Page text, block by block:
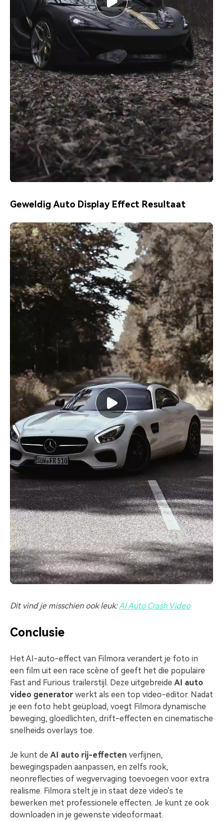
Geweldig Auto Display Effect Resultaat
Dit vind je misschien ook leuk:AI Auto Crash Video
Conclusie
Het AI-auto-effect van Filmora verandert je foto in
een film uit een race scène of geeft het die populaire
Fast and Furious trailerstijl. Deze uitgebreide AI auto
video generator werkt als een top video-editor. Nadat
je een foto hebt geüpload, voegt Filmora dynamische
beweging, gloedlichten, drift-effecten en cinematische
snelheids overlays toe.
Je kunt de AI auto rij-effecten verfijnen,
bewegingspaden aanpassen, en zelfs rook,
neonreflecties of wegvervaging toevoegen voor extra
realisme. Filmora stelt je in staat deze video's te
bewerken met professionele effecten. Je kunt ze ook
downloaden in je gewenste videoformaat.